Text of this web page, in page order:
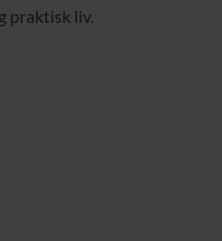
praktisk liv.